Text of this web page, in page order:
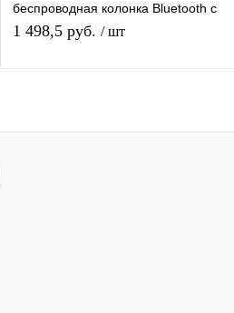
беспроводная колонка Bluetooth с
поддержкой USB, TF-карты, FM-
1 498,5 руб. / шт